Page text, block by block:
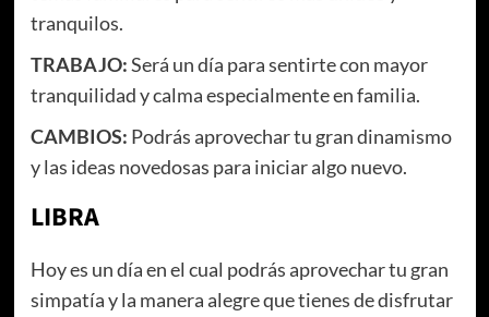
tranquilos.
TRABAJO:Será un día para sentirte con mayor
tranquilidad y calma especialmente en familia.
CAMBIOS: Podrás aprovechar tu gran dinamismo
y las ideas novedosas para iniciar algo nuevo.
LIBRA
Hoy es un día en el cual podrás aprovechar tu gran
simpatía y la manera alegre que tienes de disfrutar